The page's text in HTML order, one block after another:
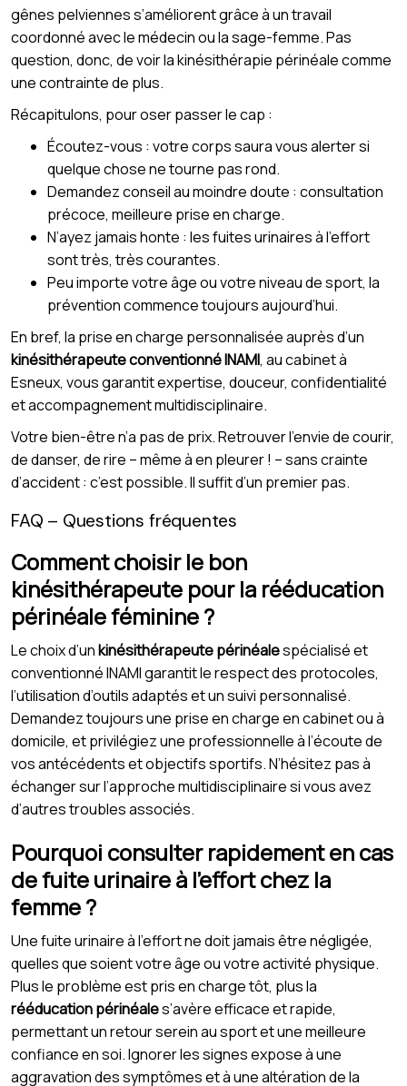
gênes pelviennes s’améliorent grâce à un travail
coordonné avec le médecin ou la sage-femme. Pas
question, donc, de voir la kinésithérapie périnéale comme
une contrainte de plus.
Récapitulons, pour oser passer le cap :
Écoutez-vous : votre corps saura vous alerter si
quelque chose ne tourne pas rond.
Demandez conseil au moindre doute : consultation
précoce, meilleure prise en charge.
N’ayez jamais honte : les fuites urinaires à l’effort
sont très, très courantes.
Peu importe votre âge ou votre niveau de sport, la
prévention commence toujours aujourd’hui.
En bref, la prise en charge personnalisée auprès d’un
kinésithérapeute conventionné INAMI, au cabinet à
Esneux, vous garantit expertise, douceur, confidentialité
et accompagnement multidisciplinaire.
Votre bien-être n’a pas de prix. Retrouver l’envie de courir,
de danser, de rire – même à en pleurer ! – sans crainte
d’accident : c’est possible. Il suffit d’un premier pas.
FAQ – Questions fréquentes
Comment choisir le bon
kinésithérapeute pour la rééducation
périnéale féminine ?
Le choix d’unkinésithérapeute périnéalespécialisé et
conventionné INAMI garantit le respect des protocoles,
l’utilisation d’outils adaptés et un suivi personnalisé.
Demandez toujours une prise en charge en cabinet ou à
domicile, et privilégiez une professionnelle à l’écoute de
vos antécédents et objectifs sportifs. N’hésitez pas à
échanger sur l’approche multidisciplinaire si vous avez
d’autres troubles associés.
Pourquoi consulter rapidement en cas
de fuite urinaire à l’effort chez la
femme ?
Une fuite urinaire à l’effort ne doit jamais être négligée,
quelles que soient votre âge ou votre activité physique.
Plus le problème est pris en charge tôt, plus la
rééducation périnéales’avère efficace et rapide,
permettant un retour serein au sport et une meilleure
confiance en soi. Ignorer les signes expose à une
aggravation des symptômes et à une altération de la